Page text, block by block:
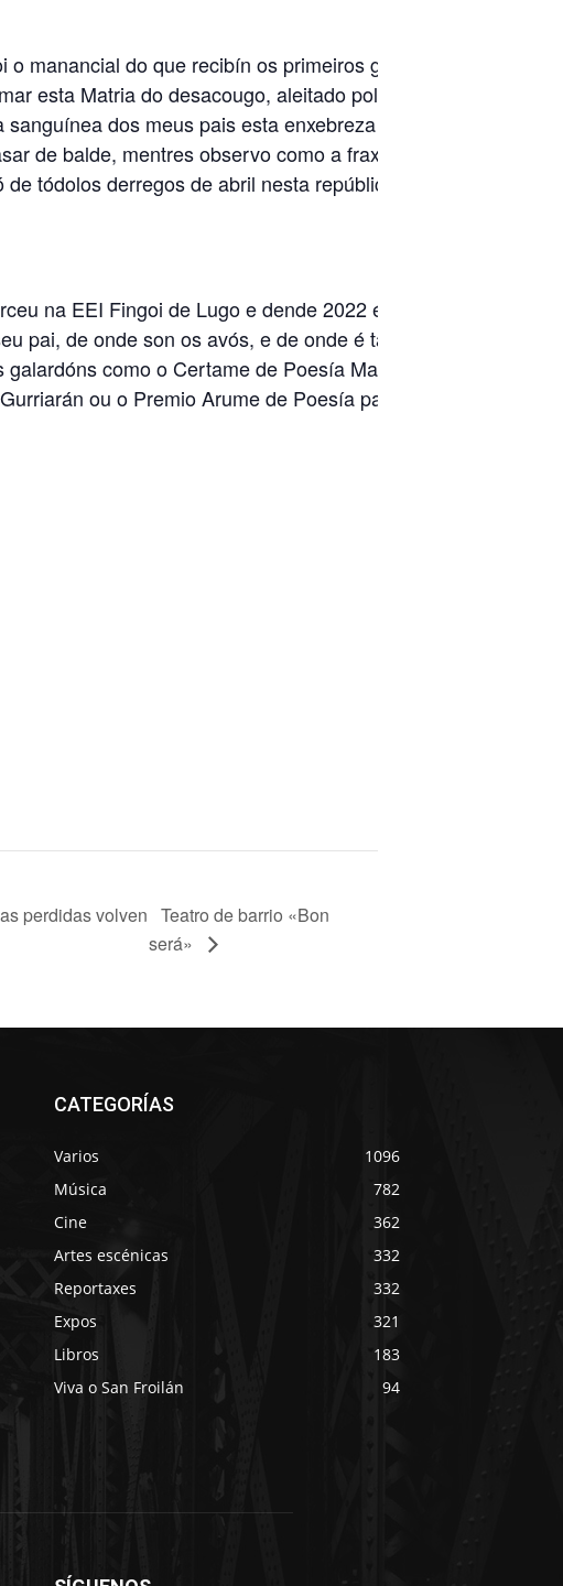
manancial do que recibín os primeiros grolos
esta Matria do desacougo, aleitado pola foula
dos meus pais esta enxebreza
de balde, mentres observo como a fraxilidade
tódolos derregos de abril nesta república
na EEI Fingoi de Lugo e dende 2022 é
pai, de onde son os avós, e de onde é tamén o
como o Certame de Poesía María
ou o Premio Arume de Poesía para a
perdidas volven Teatro de barrio «Bon
será»
CATEGORÍAS
Varios
1096
Música
782
Cine
362
Artes escénicas
332
Reportaxes
332
Expos
321
Libros
183
Viva o San Froilán
94